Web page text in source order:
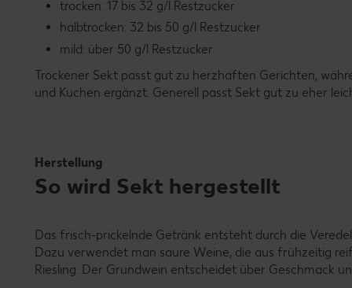
trocken: 17 bis 32 g/l Restzucker
halbtrocken: 32 bis 50 g/l Restzucker
mild: über 50 g/l Restzucker
Trockener Sekt passt gut zu herzhaften Gerichten,
und Kuchen ergänzt. Generell passt Sekt gut zu eher
Herstellung
So wird Sekt hergestellt
Das frisch-prickelnde Getränk entsteht durch die
Dazu verwendet man saure Weine, die aus frühzeitig
Riesling. Der Grundwein entscheidet über Geschmack